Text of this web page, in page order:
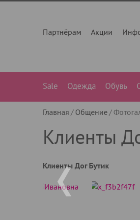
Партнёрам Акции
Sale Одежда Обувь
Главная Общение
Клиенты
Клиенты Дог Бутик